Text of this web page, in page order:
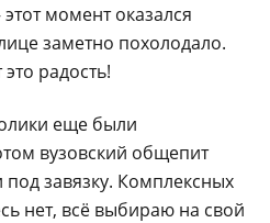
момент оказался
заметно похолодало.
радость!
еще были
вузовский общепит
под завязку. Комплексных
нет, всё выбираю на свой